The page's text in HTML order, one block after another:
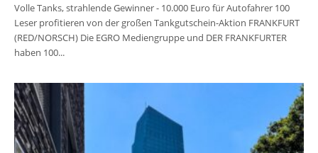
Volle Tanks, strahlende Gewinner - 10.000 Euro für Autofahrer 100
Leser profitieren von der großen Tankgutschein-Aktion FRANKFURT
(RED/NORSCH) Die EGRO Mediengruppe und DER FRANKFURTER
haben 100...